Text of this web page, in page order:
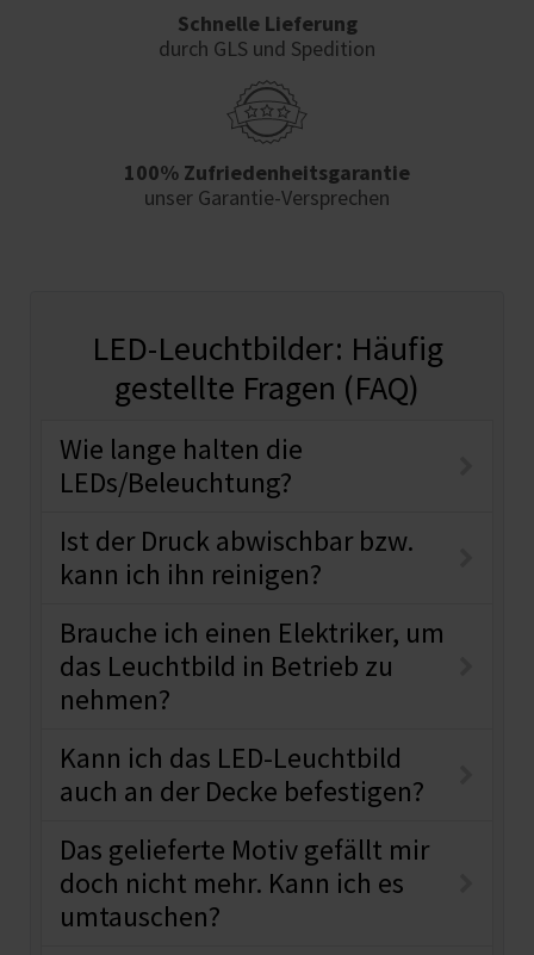
Schnelle Lieferung
durch GLS und Spedition
100% Zufriedenheits­garantie
unser Garantie-Versprechen
LED-Leuchtbilder: Häufig
gestellte Fragen (FAQ)
Wie lange halten die
LEDs/Beleuchtung?
Ist der Druck abwischbar bzw.
kann ich ihn reinigen?
Brauche ich einen Elektriker, um
das Leuchtbild in Betrieb zu
nehmen?
Kann ich das LED-Leuchtbild
auch an der Decke befestigen?
Das gelieferte Motiv gefällt mir
doch nicht mehr. Kann ich es
umtauschen?